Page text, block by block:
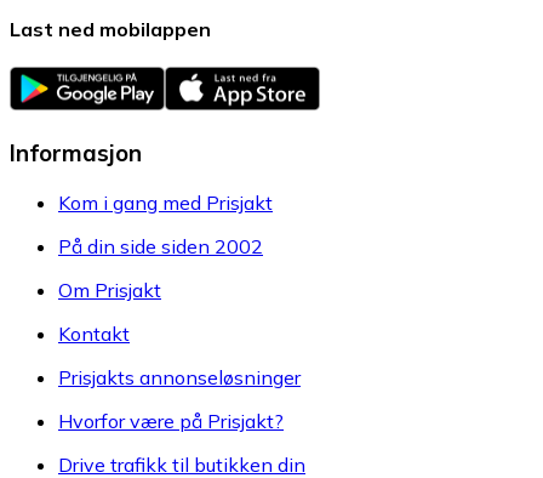
Last ned mobilappen
Informasjon
Kom i gang med Prisjakt
På din side siden 2002
Om Prisjakt
Kontakt
Prisjakts annonseløsninger
Hvorfor være på Prisjakt?
Drive trafikk til butikken din